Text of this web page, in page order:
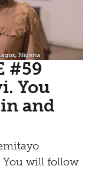
#59
You
and
You will follow